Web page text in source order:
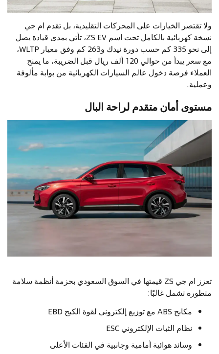
ولا تقتصر الخيارات على المحركات التقليدية، بل تقدم ام جي
نسخة كهربائية بالكامل تحت اسم ZS EV، تأتي بمدى قيادة يصل
إلى نحو 335 كم حسب دورة نيدك و263 كم وفق معيار WLTP،
مع سعر يبدأ من حوالي 120 ألف ريال قبل الضريبة، ما يمنح
العملاء فرصة دخول عالم السيارات الكهربائية من بوابة مألوفة
وعملية.
مستوى أمان متقدم لراحة البال
تعزز ام جي ZS قيمتها في السوق السعودي بحزمة أنظمة سلامة
متطورة تشمل غالبًا:
مكابح ABS مع توزيع إلكتروني لقوة الكبح EBD
نظام الثبات الإلكتروني ESC
وسائد هوائية أمامية وجانبية في الفئات الأعلى